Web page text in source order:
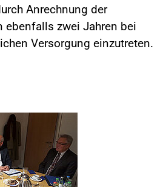
Anrechnung der
ebenfalls zwei Jahren bei
Versorgung einzutreten.